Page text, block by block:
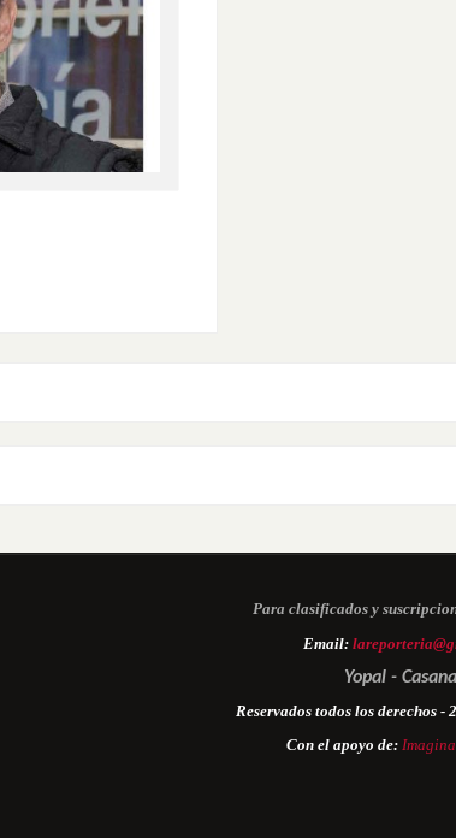
Para clasificados y
Email:
Yopal -
Reservados todos los derechos -
Con el apoyo de: